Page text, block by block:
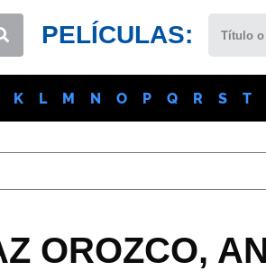
PELÍCULAS:
K L M N O P Q R S T
OROZCO,